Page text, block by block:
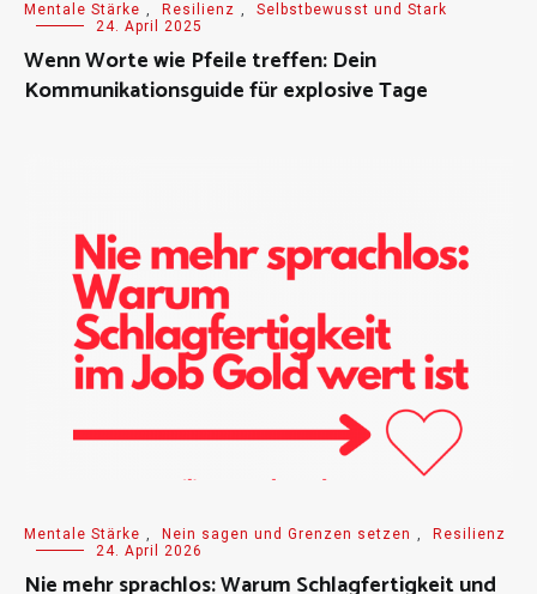
Mentale Stärke , Resilienz ,
Selbstbewusst und Stark
24. April 2025
Wenn Worte wie Pfeile treffen: Dein
Kommunikationsguide für explosive Tage
Mentale Stärke , Nein sagen und Grenzen setzen ,
Resilienz
24. April 2026
Nie mehr sprachlos: Warum Schlagfertigkeit und